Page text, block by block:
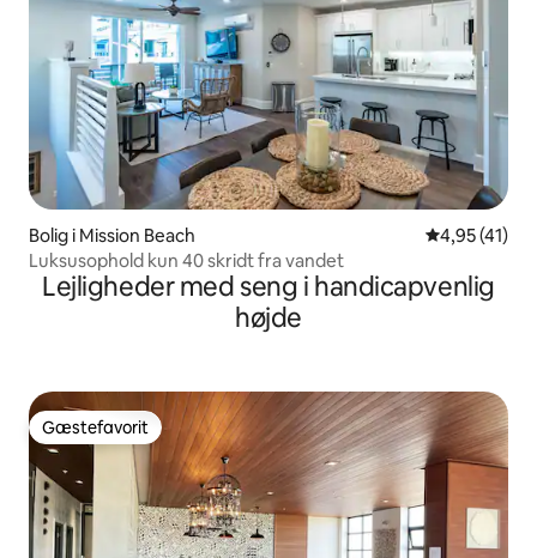
Bolig i Mission Beach 4,95 ud af 5
4,95 (41)
Luksusophold kun 40 skridt fra vandet
Lejligheder med seng i handicapvenlig
højde
Gæstefavorit
Gæstefavorit